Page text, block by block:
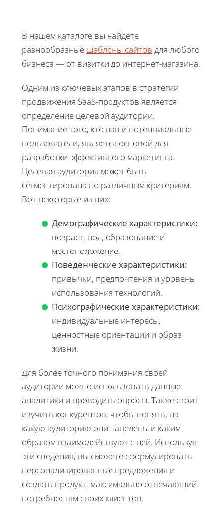
В нашем каталоге вы найдете
разнообразные шаблоны сайтов для любого
бизнеса — от визитки до интернет-магазина.
Одним из ключевых этапов в стратегии
продвижения SaaS-продуктов является
определение целевой аудитории.
Понимание того, кто ваши потенциальные
пользователи, является основой для
разработки эффективного маркетинга.
Целевая аудитория может быть
сегментирована по различным критериям.
Вот некоторые из них:
Демографические характеристики:
возраст, пол, образование и
местоположение.
Поведенческие характеристики:
привычки, предпочтения и уровень
использования технологий.
Психографические характеристики:
индивидуальные интересы,
ценностные ориентации и образ
жизни.
Для более точного понимания своей
аудитории можно использовать данные
аналитики и проводить опросы. Также стоит
изучить конкурентов, чтобы понять, на
какую аудиторию они нацелены и каким
образом взаимодействуют с ней. Используя
эти сведения, вы сможете сформулировать
персонализированные предложения и
создать продукт, максимально отвечающий
потребностям своих клиентов.